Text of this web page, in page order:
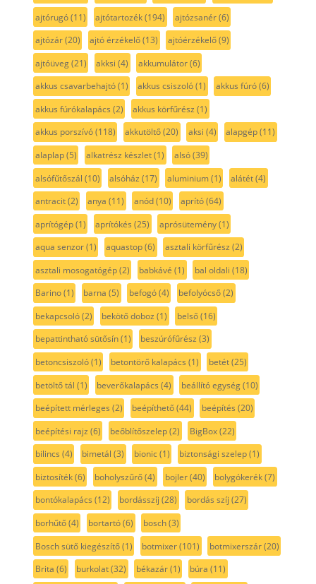
ajtórugó(11) ajtótartozék(194) ajtózsanér(6)
ajtózár(20) ajtó érzékelő(13) ajtóérzékelő(9)
ajtóüveg(21) akksi (4) akkumulátor(6)
akkus csavarbehajtó(1) akkus csiszoló(1) akkus fúró(6)
akkus fúrókalapács (2) akkus körfűrész (1)
akkus porszívó(118) akkutöltő(20) aksi (4) alapgép(11)
alaplap(5) alkatrész készlet(1) alsó(39)
alsófűtőszál (10) alsóház (17) aluminium(1) alátét(4)
antracit(2) anya (11) anód(10) aprító(64)
aprítógép(1) aprítókés (25) aprósütemény(1)
aqua senzor(1) aquastop(6) asztali körfűrész (2)
asztali mosogatógép(2) babkávé (1) bal oldali (18)
Barino(1) barna (5) befogó(4) befolyócső(2)
bekapcsoló(2) bekötő doboz (1) belső(16)
bepattintható sütősín(1) beszúrófűrész (3)
betoncsiszoló(1) betontörő kalapács (1) betét(25)
betöltő tál (1) beverőkalapács (4) beállító egység(10)
beépített mérleges (2) beépíthető(44) beépítés (20)
beépítési rajz (6) beőblítőszelep(2) BigBox(22)
bilincs (4) bimetál (3) bionic(1) biztonsági szelep(1)
biztosíték(6) boholyszűrő(4) bojler(40) bolygókerék(7)
bontókalapács (12) bordásszíj (28) bordás szíj (27)
borhűtő(4) bortartó(6) bosch(3)
Bosch sütő kiegészítő(1) botmixer(101) botmixerszár(20)
Brita (6) burkolat(32) békazár(1) búra (11)